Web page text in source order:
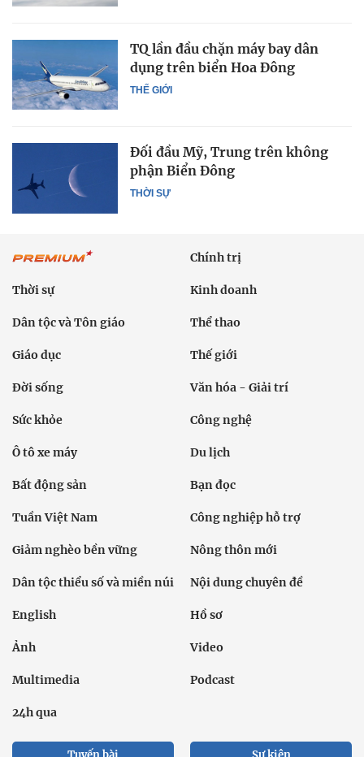
THẾ GIỚI
TQ lần đầu chặn máy bay dân
dụng trên biển Hoa Đông
THỜI SỰ
Đối đầu Mỹ, Trung trên không
phận Biển Đông
Chính trị
Thời sự Kinh doanh
Dân tộc và Tôn giáo Thể thao
Giáo dục Thế giới
Đời sống Văn hóa - Giải trí
Sức khỏe Công nghệ
Ô tô xe máy Du lịch
Bất động sản Bạn đọc
Tuần Việt Nam Công nghiệp hỗ trợ
Giảm nghèo bền vững Nông thôn mới
Dân tộc thiểu số và miền núi Nội dung chuyên đề
English Hồ sơ
Ảnh Video
Multimedia Podcast
24h qua